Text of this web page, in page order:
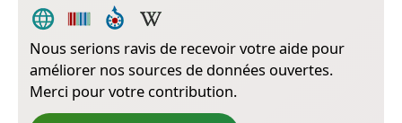
Nous serions ravis de recevoir votre aide pour
améliorer nos sources de données ouvertes.
Merci pour votre contribution.